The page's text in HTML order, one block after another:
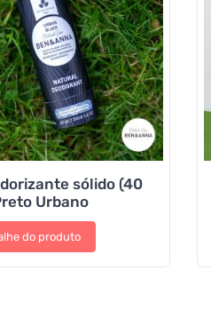
sólido (40
Urbano
do produto